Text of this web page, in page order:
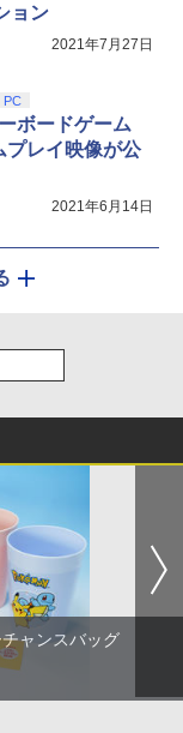
ョン
2021年7月27日
PC
ボードゲーム
プレイ映像が公
2021年6月14日
ャンスバッグ